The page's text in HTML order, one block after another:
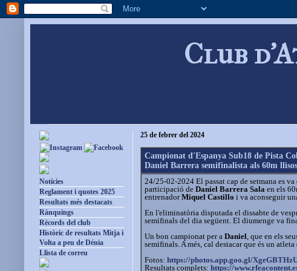
Club
25 de febrer del 2024
Campionat d'Espanya Sub18 de Pista
Daniel Barrera semifinalista als 60m llisos
24/25-02-2024 El passat cap de setmana es
participació de Daniel Barrera Sala en els
entrenadorMiquel Castillo i va aconseguir
En l'eliminatòria disputada el dissabte de
semifinals del dia següent. El diumenge va
Un bon campionat per a Daniel , que en els
semifinals. A més, cal destacar que és un
Fotos: https://photos.app.goo.gl/
Resultats complets: https://
Notícies
Reglament i quotes 2025
Resultats més destacats
Rànquings
Rècords del club
Històric de resultats Mitja i
Volta a peu de Dénia
Llista de correu